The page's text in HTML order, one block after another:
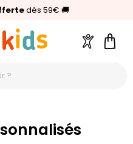
dès 59€ 🚚
:Annikids N°1
avis clients)
Compte